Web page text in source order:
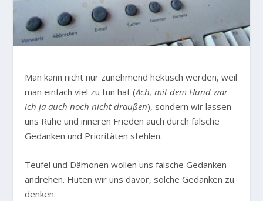
Man kann nicht nur zunehmend hektisch werden, weil
man einfach viel zu tun hat (Ach, mit dem Hund war
ich ja auch noch nicht draußen), sondern wir lassen
uns Ruhe und inneren Frieden auch durch falsche
Gedanken und Prioritäten stehlen.
Teufel und Dämonen wollen uns falsche Gedanken
andrehen. Hüten wir uns davor, solche Gedanken zu
denken.